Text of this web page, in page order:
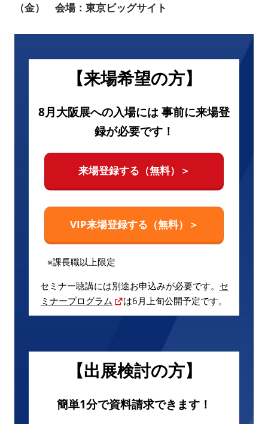
（金） 会場：東京ビッグサイト
【来場希望の方】
8月大阪展への入場には 事前に来場登
録が必要です！
来場登録する（無料）＞
VIP来場登録する（無料）＞
※課長職以上限定
セミナー聴講には別途お申込みが必要です。 セ
ミナープログラム
は6月上旬公開予定です。
【出展検討の方】
簡単1分で資料請求できます！